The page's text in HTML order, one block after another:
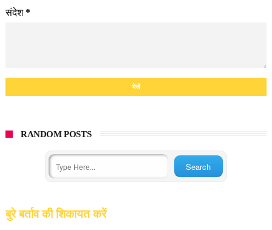
संदेश*
RANDOM POSTS
बुरे बर्ताव की शिकायत करें